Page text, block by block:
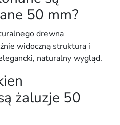
50 mm?
drewna
widoczną strukturą i
naturalny wygląd.
żaluzje 50